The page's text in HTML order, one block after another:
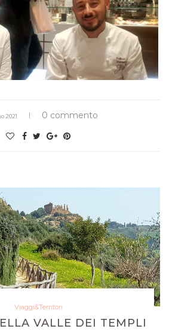
2021 0 commento
Viaggi&Territori
VALLE DEI TEMPLI